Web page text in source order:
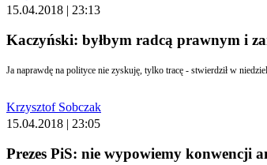
15.04.2018 | 23:13
Kaczyński: byłbym radcą prawnym i
Ja naprawdę na polityce nie zyskuję, tylko tracę - stwierdził w
Krzysztof Sobczak
15.04.2018 | 23:05
Prezes PiS: nie wypowiemy konwencji